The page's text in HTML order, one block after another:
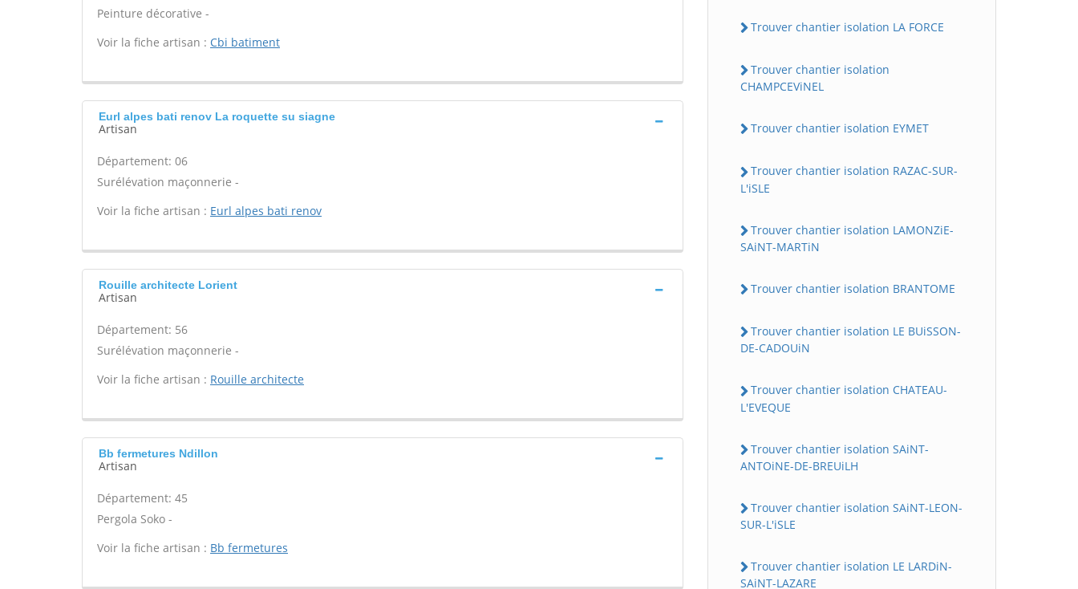
Peinture décorative -
Voir la fiche artisan : Cbi batiment
Eurl alpes bati renov La roquette su siagne
Artisan
Département: 06
Surélévation maçonnerie -
Voir la fiche artisan : Eurl alpes bati renov
Rouille architecte Lorient
Artisan
Département: 56
Surélévation maçonnerie -
Voir la fiche artisan : Rouille architecte
Bb fermetures Ndillon
Artisan
Département: 45
Pergola Soko -
Voir la fiche artisan : Bb fermetures
Trouver chantier isolation LA FORCE
Trouver chantier isolation
CHAMPCEViNEL
Trouver chantier isolation EYMET
Trouver chantier isolation RAZAC-SUR-
L'iSLE
Trouver chantier isolation LAMONZiE-
SAiNT-MARTiN
Trouver chantier isolation BRANTOME
Trouver chantier isolation LE BUiSSON-
DE-CADOUiN
Trouver chantier isolation CHATEAU-
L'EVEQUE
Trouver chantier isolation SAiNT-
ANTOiNE-DE-BREUiLH
Trouver chantier isolation SAiNT-LEON-
SUR-L'iSLE
Trouver chantier isolation LE LARDiN-
SAiNT-LAZARE